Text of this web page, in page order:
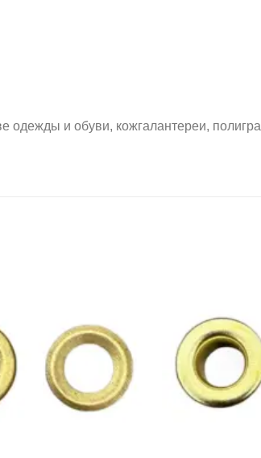
и обуви, кожгалантереи,